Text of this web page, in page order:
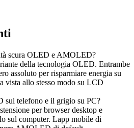
scura OLED e AMOLED?
della tecnologia OLED. Entrambe
assoluto per risparmiare energia su
vista allo stesso modo su LCD
sul telefono e il grigio su PC?
per browser desktop e
sul computer. Lapp mobile di